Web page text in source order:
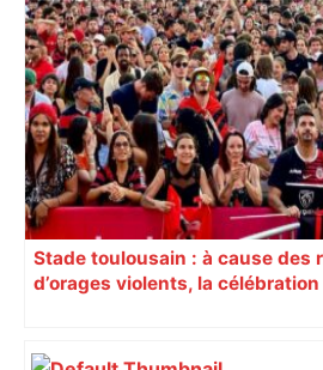
Direct. Top 14 – Montpellier –
français : qui pour rejoindre
toulousain en finale ? Suivez la
finale – Rugbyrama
Stade toulousain : à cause des
d’orages violents, la